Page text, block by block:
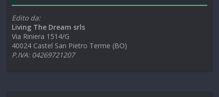
Edito da:
Living The Dream srls
Via Riniera 1514/G
40024 Castel San Pietro Terme (BO)
P.IVA: 04269721207